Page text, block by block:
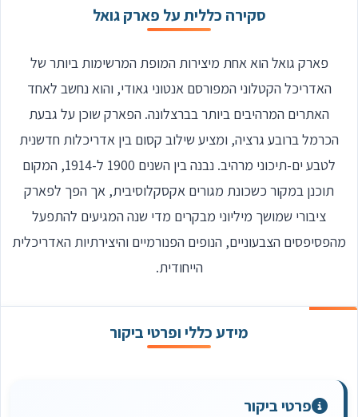
סקירה כללית על פארק גואל
פארק גואל הוא אחת מיצירות המופת המרשימות ביותר של
האדריכל הקטלוני המפורסם אנטוני גאודי, והוא נחשב לאחד
האתרים המרהיבים ביותר בברצלונה. הפארק שוכן על גבעת
הכרמל ברובע גרציה, ומציע שילוב קסום בין אדריכלות חדשנית
לטבע ים-תיכוני מרהיב. נבנה בין השנים 1900 ל-1914, המקום
תוכנן במקור כשכונת מגורים אקסקלוסיבית, אך הפך לפארק
ציבורי שמושך מיליוני מבקרים מדי שנה המגיעים להתפעל
מהפסיפסים הצבעוניים, הנופים הפנורמיים והיצירתיות האדריכלית
הייחודית.
מידע כללי ופרטי ביקור
פרטי ביקור